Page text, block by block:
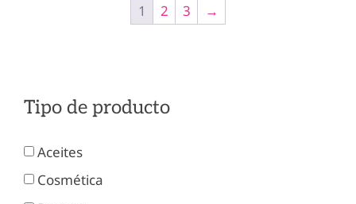
1 2 3 →
Tipo de producto
Aceites
Cosmética